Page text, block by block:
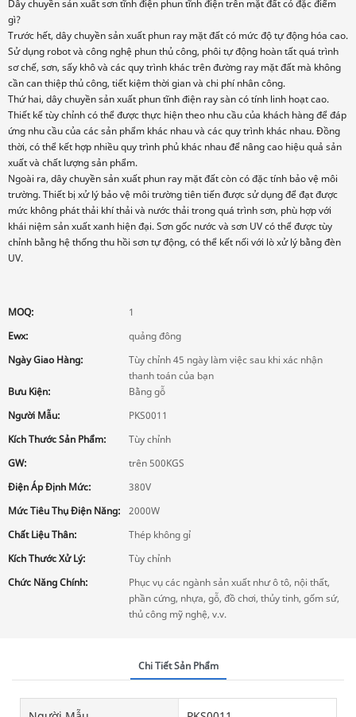
Dây chuyền sản xuất sơn tĩnh điện phun tĩnh điện trên mặt đất có đặc điểm
gì?
Trước hết, dây chuyền sản xuất phun ray mặt đất có mức độ tự động hóa cao.
Sử dụng robot và công nghệ phun thủ công, phôi tự động hoàn tất quá trình
sơ chế, sơn, sấy khô và các quy trình khác trên đường ray mặt đất mà không
cần can thiệp thủ công, tiết kiệm thời gian và chi phí nhân công.
Thứ hai, dây chuyền sản xuất phun tĩnh điện ray sàn có tính linh hoạt cao.
Thiết kế tùy chỉnh có thể được thực hiện theo nhu cầu của khách hàng để đáp
ứng nhu cầu của các sản phẩm khác nhau và các quy trình khác nhau. Đồng
thời, có thể kết hợp nhiều quy trình phủ khác nhau để nâng cao hiệu quả sản
xuất và chất lượng sản phẩm.
Ngoài ra, dây chuyền sản xuất phun ray mặt đất còn có đặc tính bảo vệ môi
trường. Thiết bị xử lý bảo vệ môi trường tiên tiến được sử dụng để đạt được
mức không phát thải khí thải và nước thải trong quá trình sơn, phù hợp với
khái niệm sản xuất xanh hiện đại. Sơn gốc nước và sơn UV có thể được tùy
chỉnh bằng hệ thống thu hồi sơn tự động, có thể kết nối với lò xử lý bằng đèn
UV.
MOQ:
1
Ewx:
quảng đông
Ngày Giao Hàng:
Tùy chỉnh 45 ngày làm việc sau khi xác nhận
thanh toán của bạn
Bưu Kiện:
Bằng gỗ
Người Mẫu:
PKS0011
Kích Thước Sản Phẩm:
Tùy chỉnh
GW:
trên 500KGS
Điện Áp Định Mức:
380V
Mức Tiêu Thụ Điện Năng:
2000W
Chất Liệu Thân:
Thép không gỉ
Kích Thước Xử Lý:
Tùy chỉnh
Chức Năng Chính:
Phục vụ các ngành sản xuất như ô tô, nội thất,
phần cứng, nhựa, gỗ, đồ chơi, thủy tinh, gốm sứ,
thủ công mỹ nghệ, v.v.
Chi Tiết Sản Phẩm